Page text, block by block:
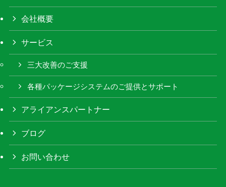
会社概要
サービス
三大改善のご支援
各種パッケージシステムのご提供とサポート
アライアンスパートナー
ブログ
お問い合わせ